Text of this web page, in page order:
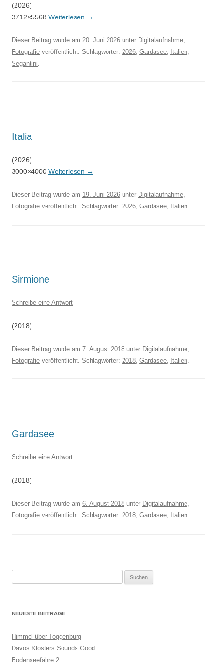
(2026)
3712×5568 Weiterlesen →
Dieser Beitrag wurde am 20. Juni 2026 unter Digitalaufnahme,
Fotografie veröffentlicht. Schlagwörter: 2026, Gardasee, Italien,
Segantini.
Italia
(2026)
3000×4000 Weiterlesen →
Dieser Beitrag wurde am 19. Juni 2026 unter Digitalaufnahme,
Fotografie veröffentlicht. Schlagwörter: 2026, Gardasee, Italien.
Sirmione
Schreibe eine Antwort
(2018)
Dieser Beitrag wurde am 7. August 2018 unter Digitalaufnahme,
Fotografie veröffentlicht. Schlagwörter: 2018, Gardasee, Italien.
Gardasee
Schreibe eine Antwort
(2018)
Dieser Beitrag wurde am 6. August 2018 unter Digitalaufnahme,
Fotografie veröffentlicht. Schlagwörter: 2018, Gardasee, Italien.
NEUESTE BEITRÄGE
Himmel über Toggenburg
Davos Klosters Sounds Good
Bodenseefähre 2